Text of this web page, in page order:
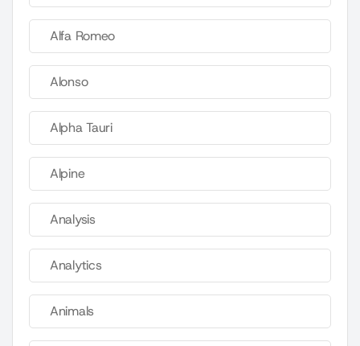
Alfa Romeo
Alonso
Alpha Tauri
Alpine
Analysis
Analytics
Animals